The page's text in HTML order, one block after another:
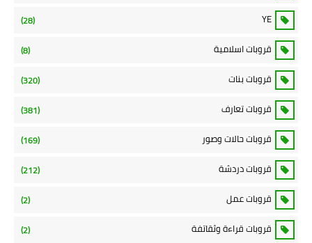
YE
(28)
قروبات اسلامية (8)
قروبات بنات (320)
قروبات تعارف (381)
قروبات حالات وصور (169)
قروبات دردشة (212)
قروبات عمل (2)
قروبات قراءة وثقاتفة (2)